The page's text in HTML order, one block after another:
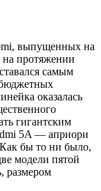
выпущенных на
протяжении
самым
оказалась
гигантским
5A — априори
бы то ни было,
модели пятой
размером